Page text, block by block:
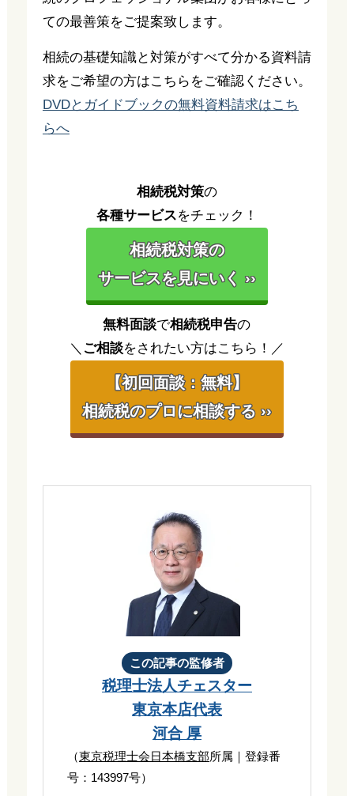
ての最善策をご提案致します。
相続の基礎知識と対策がすべて分かる資料請
求をご希望の方はこちらをご確認ください。
DVDとガイドブックの無料資料請求はこち
らへ
相続税対策の
各種サービスをチェック！
相続税対策の
サービスを見にいく ››
無料面談で相続税申告の
＼ ご相談をされたい方はこちら！／
【初回面談：無料】
相続税のプロに相談する ››
この記事の監修者
税理士法人チェスター
東京本店代表
河合 厚
（東京税理士会日本橋支部所属｜登録番
号：143997号）